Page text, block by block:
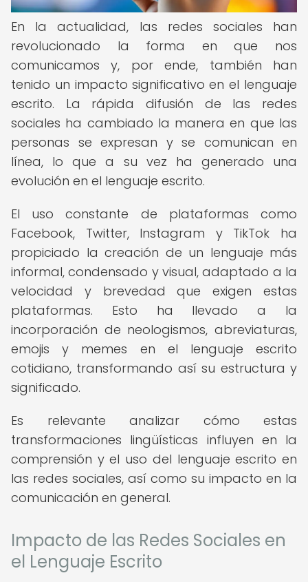
En la actualidad, las redes sociales han
revolucionado la forma en que nos
comunicamos y, por ende, también han
tenido un impacto significativo en el lenguaje
escrito. La rápida difusión de las redes
sociales ha cambiado la manera en que las
personas se expresan y se comunican en
línea, lo que a su vez ha generado una
evolución en el lenguaje escrito.
El uso constante de plataformas como
Facebook, Twitter, Instagram y TikTok ha
propiciado la creación de un lenguaje más
informal, condensado y visual, adaptado a la
velocidad y brevedad que exigen estas
plataformas. Esto ha llevado a la
incorporación de neologismos, abreviaturas,
emojis y memes en el lenguaje escrito
cotidiano, transformando así su estructura y
significado.
Es relevante analizar cómo estas
transformaciones lingüísticas influyen en la
comprensión y el uso del lenguaje escrito en
las redes sociales, así como su impacto en la
comunicación en general.
Impacto de las Redes Sociales en
el Lenguaje Escrito